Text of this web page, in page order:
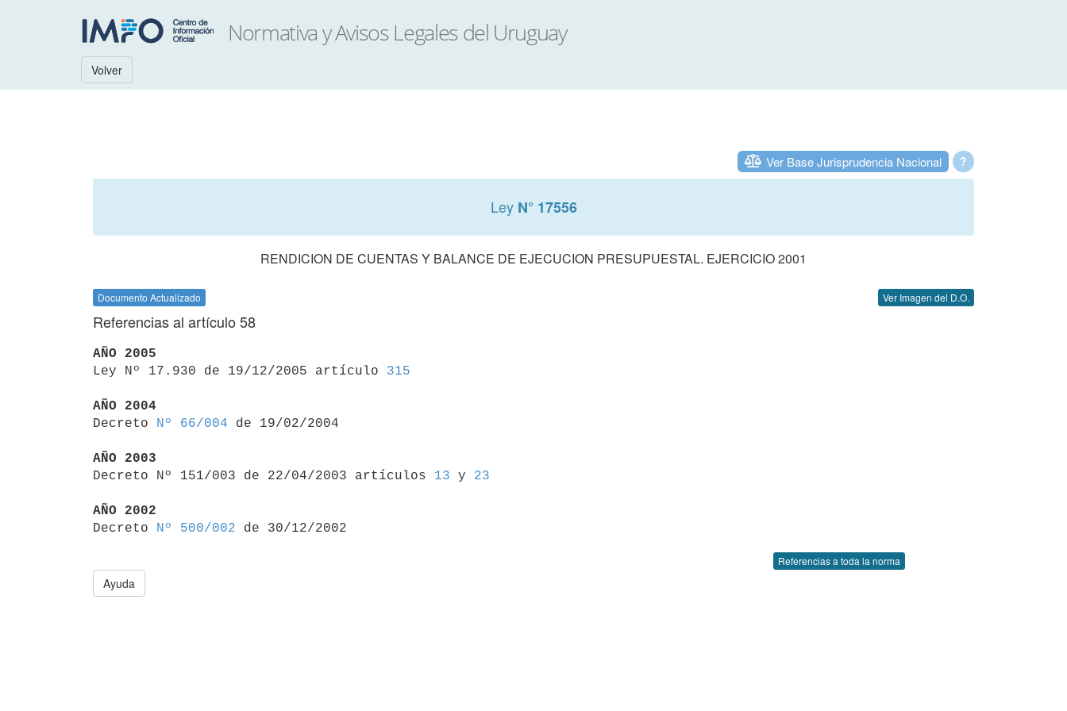
Volver
?
Ver Base Jurisprudencia Nacional
Ley N° 17556
RENDICION DE CUENTAS Y BALANCE DE EJECUCION PRESUPUESTAL. EJERCICIO 2001
Documento Actualizado Ver Imagen del D.O.
Referencias al artículo 58
AÑO 2005
Ley Nº 17.930 de 19/12/2005 artículo 315
AÑO 2004
Decreto
Nº 66/004 de 19/02/2004
AÑO 2003
Decreto Nº 151/003 de 22/04/2003 artículos 13 y 23
AÑO 2002
Decreto
Nº 500/002
Referencias a toda la norma
Ayuda